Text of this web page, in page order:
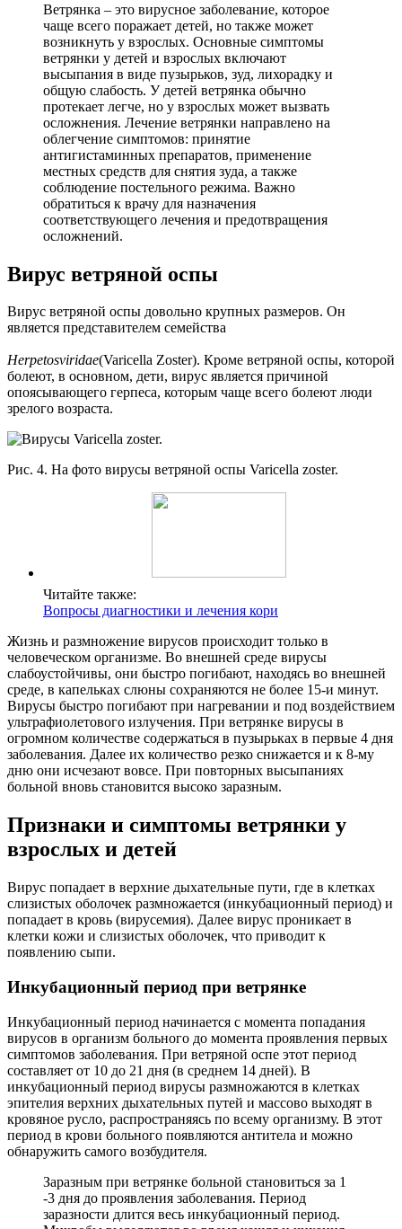
Ветрянка – это вирусное заболевание, которое
чаще всего поражает детей, но также может
возникнуть у взрослых. Основные симптомы
ветрянки у детей и взрослых включают
высыпания в виде пузырьков, зуд, лихорадку и
общую слабость. У детей ветрянка обычно
протекает легче, но у взрослых может вызвать
осложнения. Лечение ветрянки направлено на
облегчение симптомов: принятие
антигистаминных препаратов, применение
местных средств для снятия зуда, а также
соблюдение постельного режима. Важно
обратиться к врачу для назначения
соответствующего лечения и предотвращения
осложнений.
Вирус ветряной оспы
Вирус ветряной оспы довольно крупных размеров. Он
является представителем семейства
Herpetosviridae(Varicella Zoster). Кроме ветряной оспы, которой
болеют, в основном, дети, вирус является причиной
опоясывающего герпеса, которым чаще всего болеют люди
зрелого возраста.
Рис. 4. На фото вирусы ветряной оспы Varicella zoster.
Читайте также:
Вопросы диагностики и лечения кори
Жизнь и размножение вирусов происходит только в
человеческом организме. Во внешней среде вирусы
слабоустойчивы, они быстро погибают, находясь во внешней
среде, в капельках слюны сохраняются не более 15-и минут.
Вирусы быстро погибают при нагревании и под воздействием
ультрафиолетового излучения. При ветрянке вирусы в
огромном количестве содержаться в пузырьках в первые 4 дня
заболевания. Далее их количество резко снижается и к 8-му
дню они исчезают вовсе. При повторных высыпаниях
больной вновь становится высоко заразным.
Признаки и симптомы ветрянки у
взрослых и детей
Вирус попадает в верхние дыхательные пути, где в клетках
слизистых оболочек размножается (инкубационный период) и
попадает в кровь (вирусемия). Далее вирус проникает в
клетки кожи и слизистых оболочек, что приводит к
появлению сыпи.
Инкубационный период при ветрянке
Инкубационный период начинается с момента попадания
вирусов в организм больного до момента проявления первых
симптомов заболевания. При ветряной оспе этот период
составляет от 10 до 21 дня (в среднем 14 дней). В
инкубационный период вирусы размножаются в клетках
эпителия верхних дыхательных путей и массово выходят в
кровяное русло, распространяясь по всему организму. В этот
период в крови больного появляются антитела и можно
обнаружить самого возбудителя.
Заразным при ветрянке больной становиться за 1
-3 дня до проявления заболевания. Период
заразности длится весь инкубационный период.